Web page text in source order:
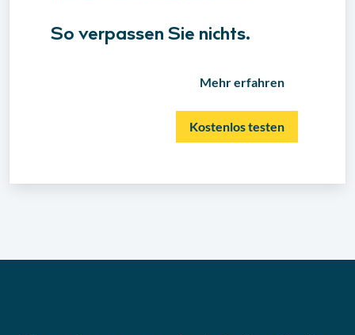
So verpassen Sie nichts.
Mehr erfahren
Kostenlos testen